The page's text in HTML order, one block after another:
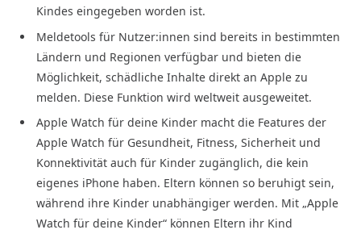
Kindes eingegeben worden ist.
Meldetools für Nutzer:innen sind bereits in bestimmten
Ländern und Regionen verfügbar und bieten die
Möglichkeit, schädliche Inhalte direkt an Apple zu
melden. Diese Funktion wird weltweit ausgeweitet.
Apple Watch für deine Kinder macht die Features der
Apple Watch für Gesundheit, Fitness, Sicherheit und
Konnektivität auch für Kinder zugänglich, die kein
eigenes iPhone haben. Eltern können so beruhigt sein,
während ihre Kinder unabhängiger werden. Mit „Apple
Watch für deine Kinder“ können Eltern ihr Kind